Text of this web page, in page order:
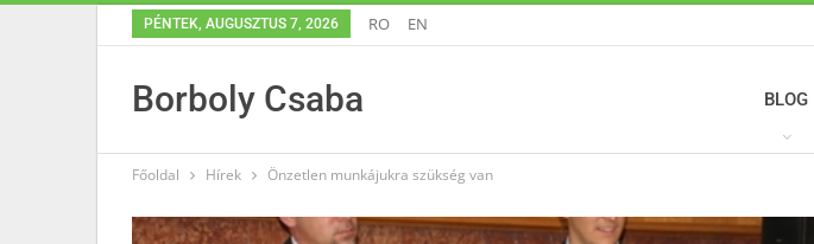
PÉNTEK, AUGUSZTUS 7, 2026 RO EN
Borboly Csaba BLOG
Főoldal Hírek Önzetlen munkájukra szükség van